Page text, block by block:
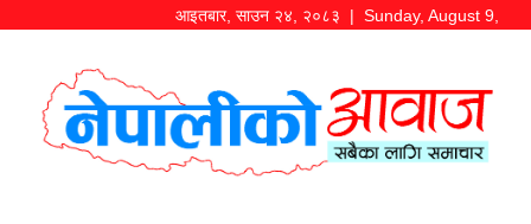
आइतबार, साउन २४, २०८३ | Sunday, August 9,
समाज/